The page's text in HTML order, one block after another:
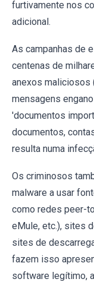
furtivamente nos
adicional.
As campanhas de
centenas de
anexos maliciosos
mensagens
'documentos
documentos,
resulta numa
Os criminosos
malware a usar
como redes peer-
eMule, etc.), sites
sites de
fazem isso
software legítimo,